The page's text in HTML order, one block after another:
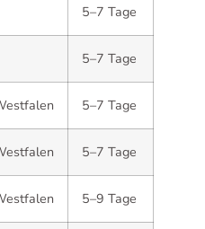
5–7 Tage
5–7 Tage
5–7 Tage
5–7 Tage
5–9 Tage